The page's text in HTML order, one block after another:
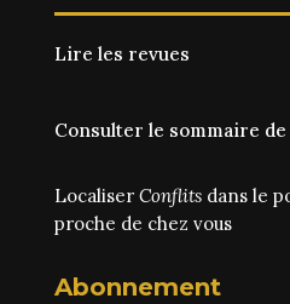
Lire les revues
Consulter le sommaire
Localiser Conflitsdans le
proche de chez vous
Abonnement